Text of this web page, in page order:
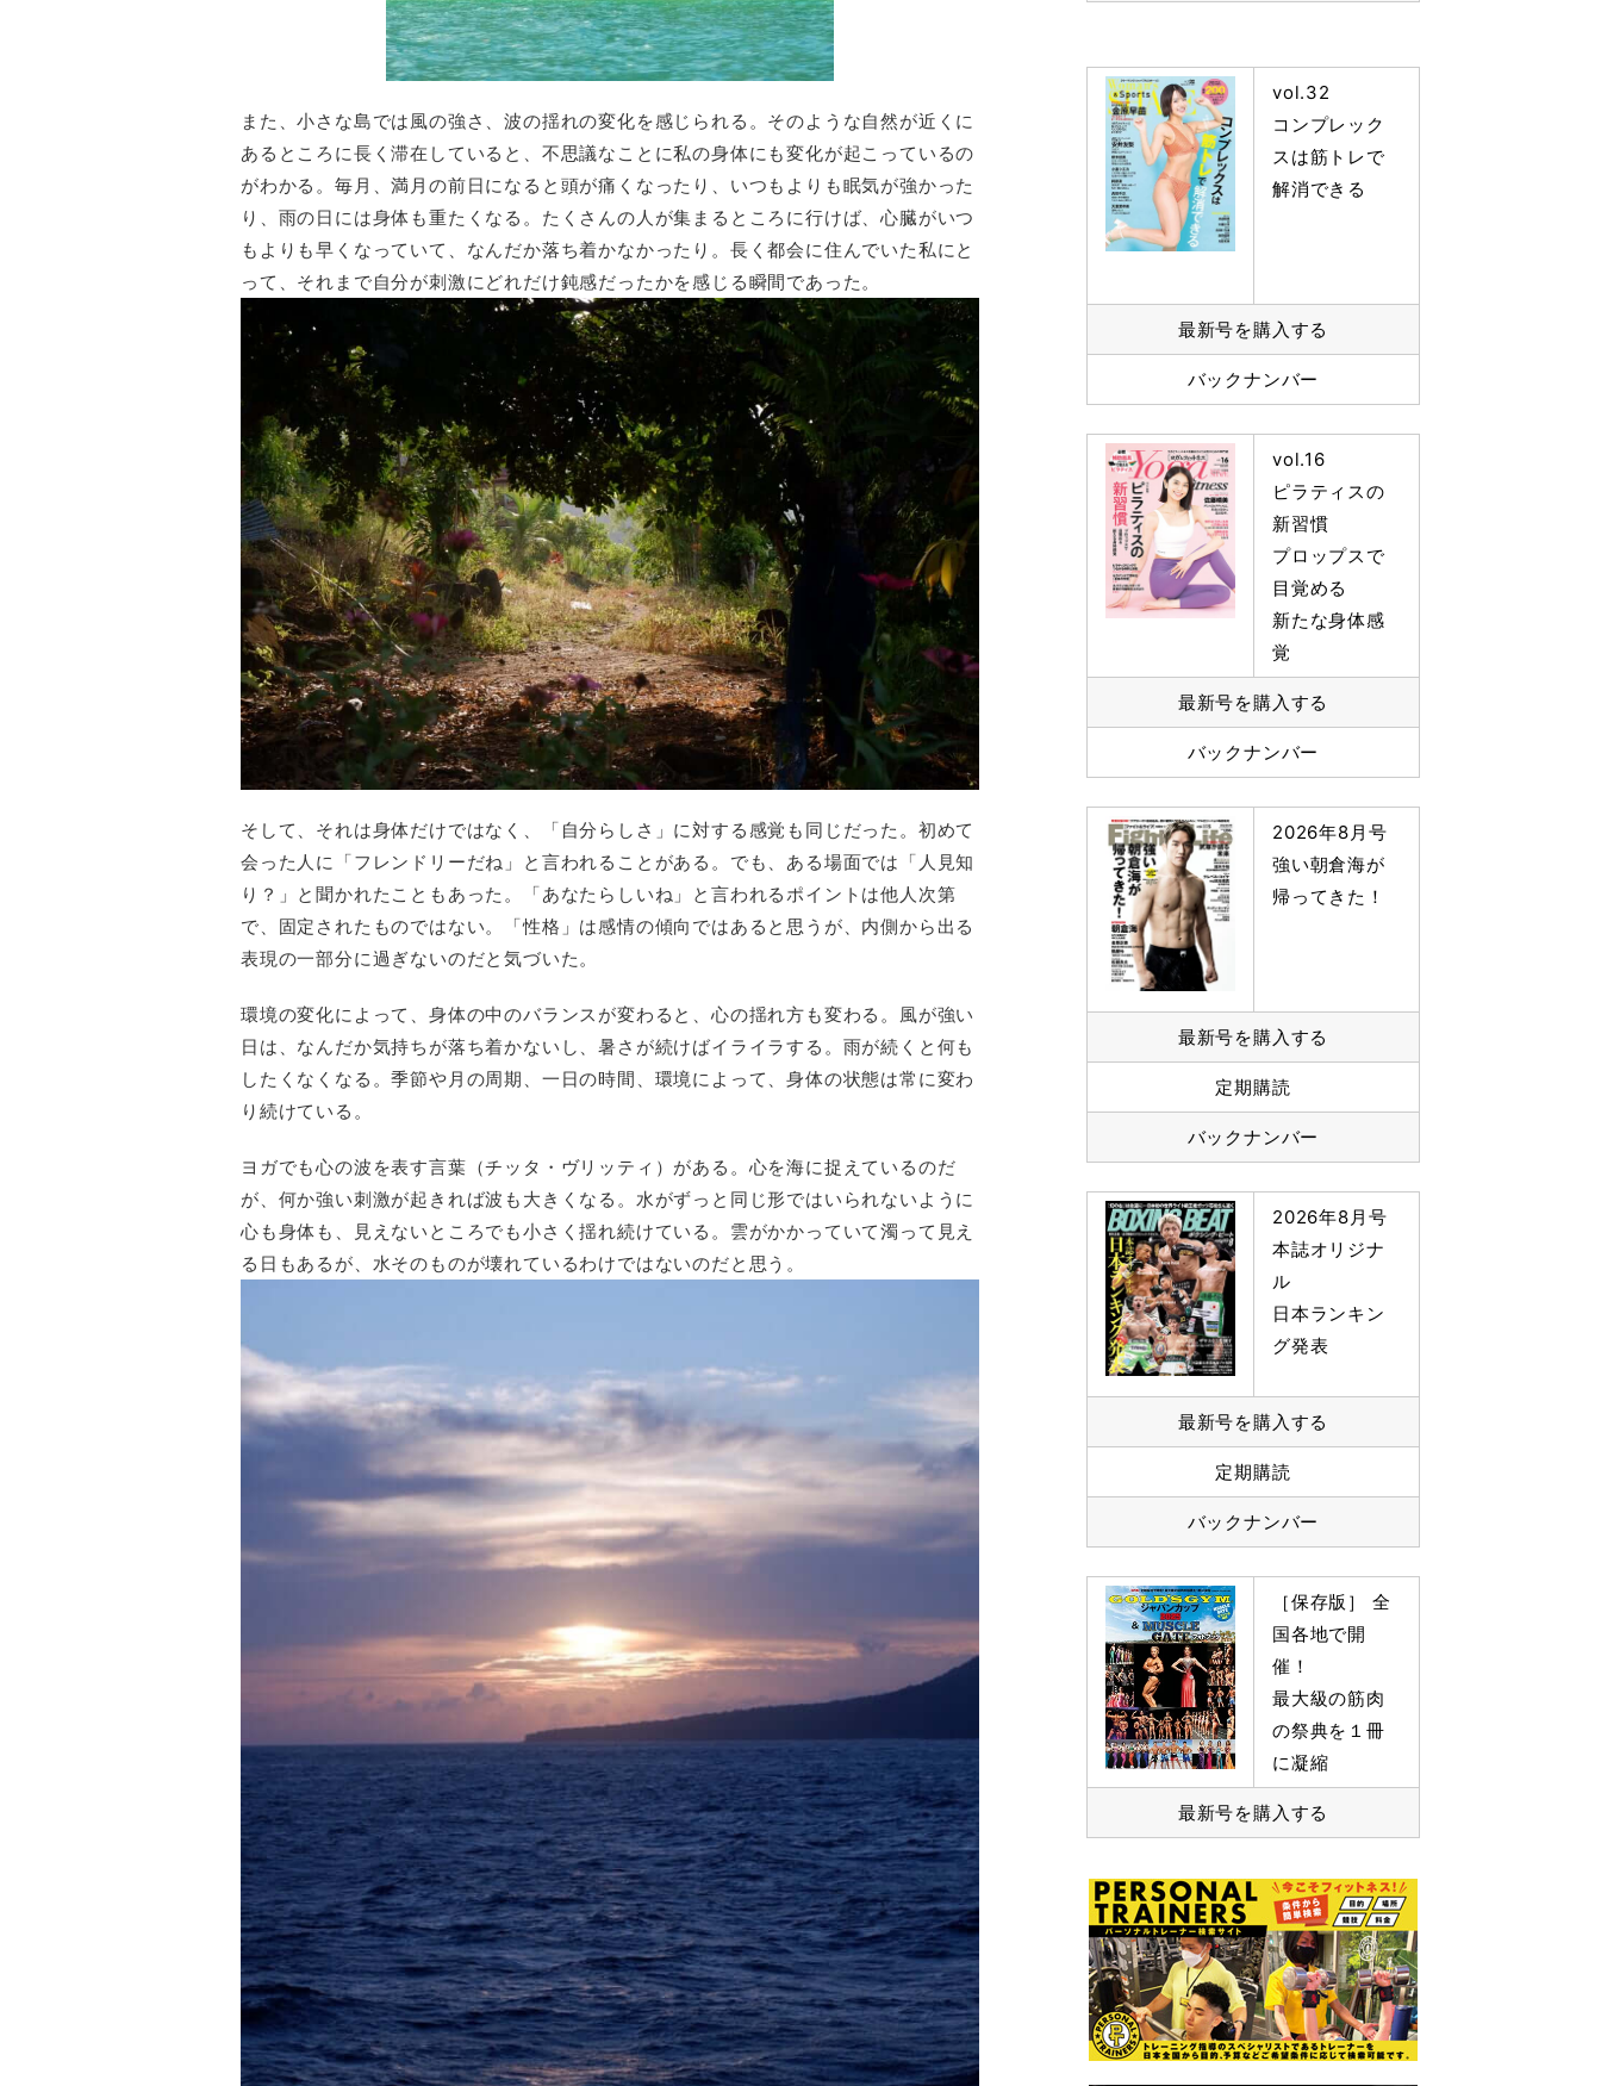
また、小さな島では風の強さ、波の揺れの変化を感じられる。そのような自然が近くに
あるところに長く滞在していると、不思議なことに私の身体にも変化が起こっているの
がわかる。毎月、満月の前日になると頭が痛くなったり、いつもよりも眠気が強かった
り、雨の日には身体も重たくなる。たくさんの人が集まるところに行けば、心臓がいつ
もよりも早くなっていて、なんだか落ち着かなかったり。長く都会に住んでいた私にと
って、それまで自分が刺激にどれだけ鈍感だったかを感じる瞬間であった。
そして、それは身体だけではなく、「自分らしさ」に対する感覚も同じだった。初めて
会った人に「フレンドリーだね」と言われることがある。でも、ある場面では「人見知
り？」と聞かれたこともあった。「あなたらしいね」と言われるポイントは他人次第
で、固定されたものではない。「性格」は感情の傾向ではあると思うが、内側から出る
表現の一部分に過ぎないのだと気づいた。
環境の変化によって、身体の中のバランスが変わると、心の揺れ方も変わる。風が強い
日は、なんだか気持ちが落ち着かないし、暑さが続けばイライラする。雨が続くと何も
したくなくなる。季節や月の周期、一日の時間、環境によって、身体の状態は常に変わ
り続けている。
ヨガでも心の波を表す言葉（チッタ・ヴリッティ）がある。心を海に捉えているのだ
が、何か強い刺激が起きれば波も大きくなる。水がずっと同じ形ではいられないように
心も身体も、見えないところでも小さく揺れ続けている。雲がかかっていて濁って見え
る日もあるが、水そのものが壊れているわけではないのだと思う。
vol.32
コンプレック
スは筋トレで
解消できる
最新号を購入する
バックナンバー
vol.16
ピラティスの
新習慣
プロップスで
目覚める
新たな身体感
覚
最新号を購入する
バックナンバー
2026年8月号
強い朝倉海が
帰ってきた！
最新号を購入する
定期購読
バックナンバー
2026年8月号
本誌オリジナ
ル
日本ランキン
グ発表
最新号を購入する
定期購読
バックナンバー
［保存版］ 全
国各地で開
催！
最大級の筋肉
の祭典を１冊
に凝縮
最新号を購入する